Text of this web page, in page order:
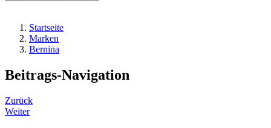
Startseite
Marken
Bernina
Beitrags-Navigation
Zurück
Weiter